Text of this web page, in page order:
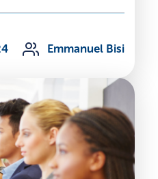
Emmanuel Bisi